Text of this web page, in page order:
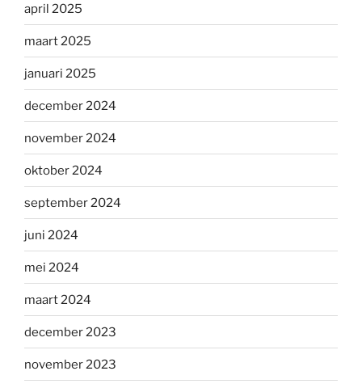
april 2025
maart 2025
januari 2025
december 2024
november 2024
oktober 2024
september 2024
juni 2024
mei 2024
maart 2024
december 2023
november 2023